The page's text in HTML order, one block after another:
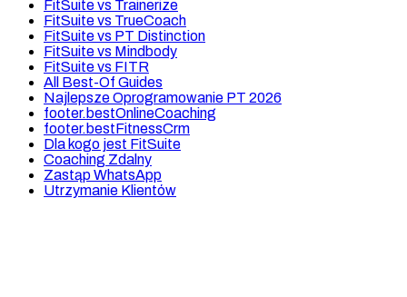
FitSuite vs Trainerize
FitSuite vs TrueCoach
FitSuite vs PT Distinction
FitSuite vs Mindbody
FitSuite vs FITR
All Best-Of Guides
Najlepsze Oprogramowanie PT 2026
footer.bestOnlineCoaching
footer.bestFitnessCrm
Dla kogo jest FitSuite
Coaching Zdalny
Zastąp WhatsApp
Utrzymanie Klientów